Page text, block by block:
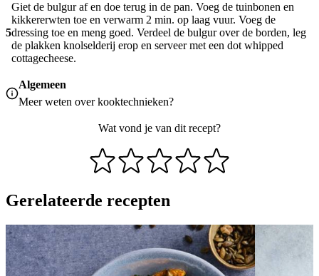
5
Giet de bulgur af en doe terug in de pan. Voeg de tuinbonen en
kikkererwten toe en verwarm 2 min. op laag vuur. Voeg de
dressing toe en meng goed. Verdeel de bulgur over de borden, leg
de plakken knolselderij erop en serveer met een dot whipped
cottagecheese.
Algemeen
Meer weten overkooktechnieken?
Wat vond je van dit recept?
Gerelateerde recepten